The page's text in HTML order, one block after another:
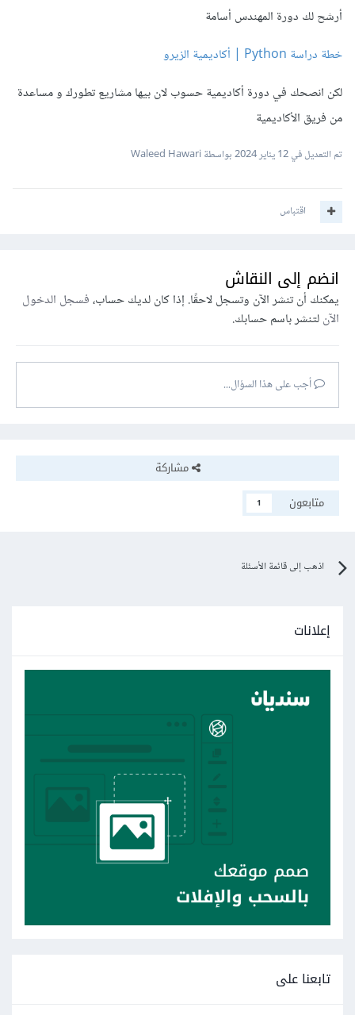
أرشح لك دورة المهندس أسامة
خطة دراسة Python | أكاديمية الزيرو
لكن انصحك في دورة أكاديمية حسوب لان بيها مشاريع تطورك و مساعدة
من فريق الأكاديمية
تم التعديل في12 يناير 2024 بواسطة Waleed Hawari
اقتباس
انضم إلى النقاش
يمكنك أن تنشر الآن وتسجل لاحقًا. إذا كان لديك حساب،فسجل الدخول
الآنلتنشر باسم حسابك.
أجب على هذا السؤال...
مشاركة
متابعون
1
اذهب إلى قائمة الأسئلة
إعلانات
تابعنا على